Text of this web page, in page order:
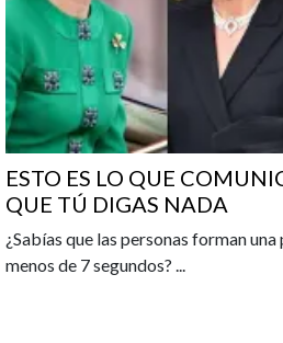
ESTO ES LO QUE
QUE TÚ DIGAS NADA
¿Sabías que las personas forman
menos de 7 segundos?